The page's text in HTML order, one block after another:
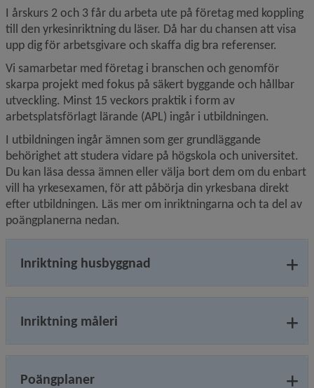
I årskurs 2 och 3 får du arbeta ute på företag med koppling
till den yrkesinriktning du läser. Då har du chansen att visa
upp dig för arbetsgivare och skaffa dig bra referenser.
Vi samarbetar med företag i branschen och genomför
skarpa projekt med fokus på säkert byggande och hållbar
utveckling. Minst 15 veckors praktik i form av
arbetsplatsförlagt lärande (APL) ingår i utbildningen.
I utbildningen ingår ämnen som ger grundläggande
behörighet att studera vidare på högskola och universitet.
Du kan läsa dessa ämnen eller välja bort dem om du enbart
vill ha yrkesexamen, för att påbörja din yrkesbana direkt
efter utbildningen. Läs mer om inriktningarna och ta del av
poängplanerna nedan.
Inriktning husbyggnad
Inriktning måleri
Poängplaner